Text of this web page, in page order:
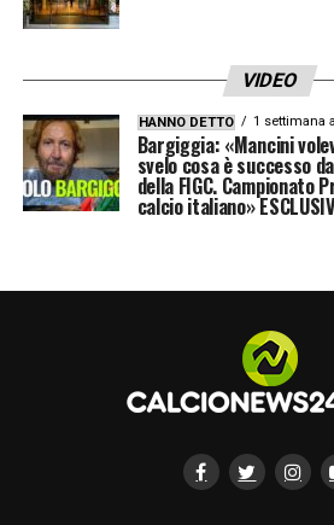
VIDEO
HANNO DETTO 1 settimana
Bargiggia: «Mancini
svelo cosa è successo
della FIGC. Campionato
calcio italiano»